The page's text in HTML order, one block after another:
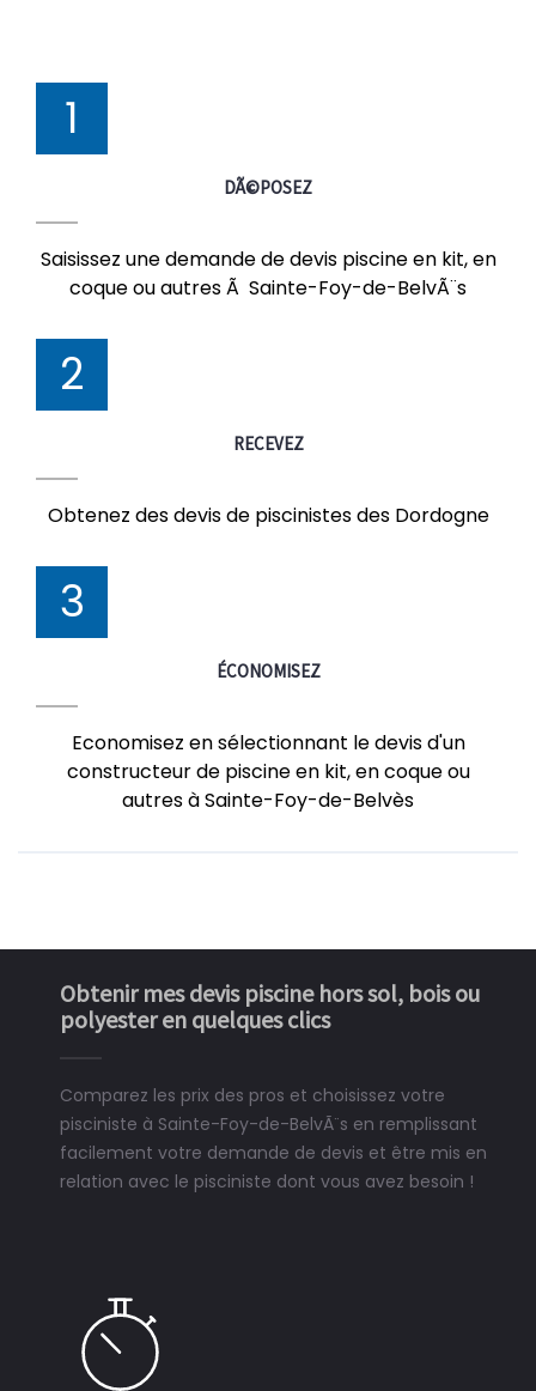
1
DÃ©POSEZ
Saisissez une demande de devis piscine en kit, en
coque ou autres Ã Sainte-Foy-de-BelvÃ¨s
2
RECEVEZ
Obtenez des devis de piscinistes des Dordogne
3
ÉCONOMISEZ
Economisez en sélectionnant le devis d'un
constructeur de piscine en kit, en coque ou
autres à Sainte-Foy-de-Belvès
Obtenir mes devis piscine hors sol, bois ou
polyester en quelques clics
Comparez les prix des pros et choisissez votre
pisciniste à Sainte-Foy-de-BelvÃ¨s en remplissant
facilement votre demande de devis et être mis en
relation avec le pisciniste dont vous avez besoin !